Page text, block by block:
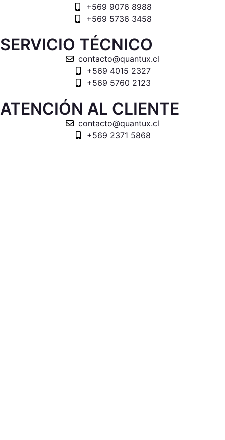
+569 9076 8988
+569 5736 3458
SERVICIO TÉCNICO
contacto@quantux.cl
+569 4015 2327
+569 5760 2123
ATENCIÓN AL CLIENTE
contacto@quantux.cl
+569 2371 5868